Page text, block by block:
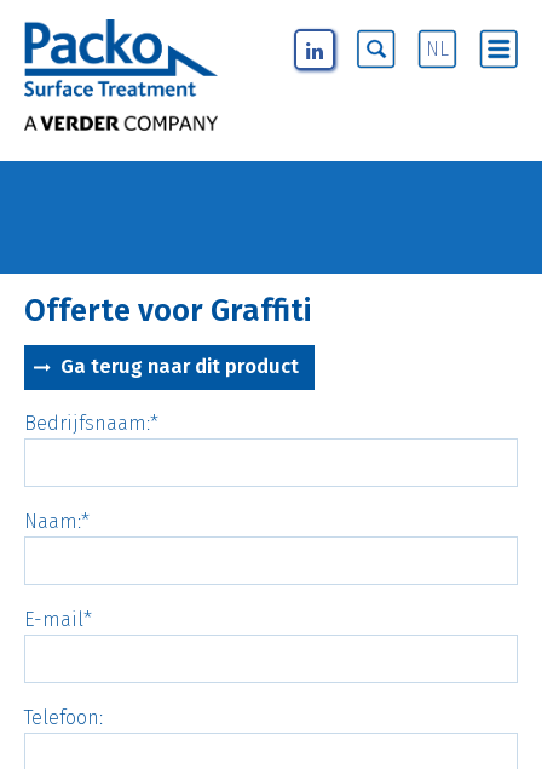
NL
Offerte voor Graffiti
Ga terug naar dit product
Bedrijfsnaam:
Naam:
E-mail
Telefoon: